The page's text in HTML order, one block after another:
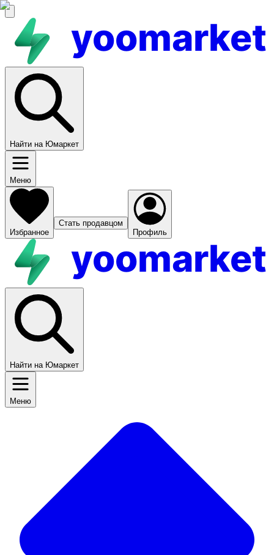
yoomarket
Найти на Юмаркет
Меню
Избранное
Стать продавцом
Профиль
yoomarket
Найти на Юмаркет
Меню